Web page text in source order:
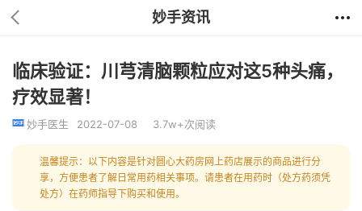
妙手资讯
临床验证：川芎清脑颗粒应对这5种头痛，
疗效显著！
妙手医生 2022-07-08 3.7w+次阅读
温馨提示：以下内容是针对圆心大药房网上药店展示的商品进行分
享，方便患者了解日常用药相关事项。请患者在用药时（处方药须凭
处方）在药师指导下购买和使用。